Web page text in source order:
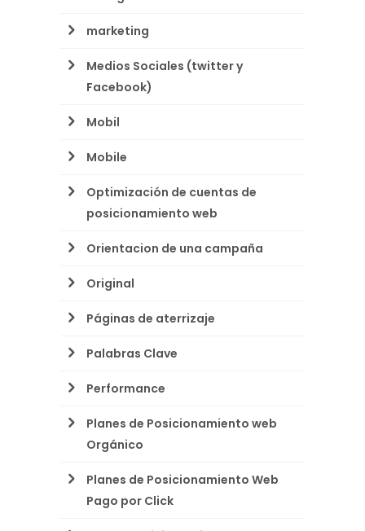
marketing
Medios Sociales (twitter y
Facebook)
Mobil
Mobile
Optimización de cuentas de
posicionamiento web
Orientacion de una campaña
Original
Páginas de aterrizaje
Palabras Clave
Performance
Planes de Posicionamiento web
Orgánico
Planes de Posicionamiento Web
Pago por Click